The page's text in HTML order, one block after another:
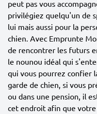
peut pas vous
privilégiez quelqu'un de
lui mais aussi pour la
chien. Avec Emprunte
de rencontrer les futurs
le nounou idéal qui
qui vous pourrez confier
garde de chien, si vous
ou dans une pension, il
cet endroit afin que